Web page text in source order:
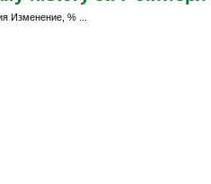
Изменение, % ...